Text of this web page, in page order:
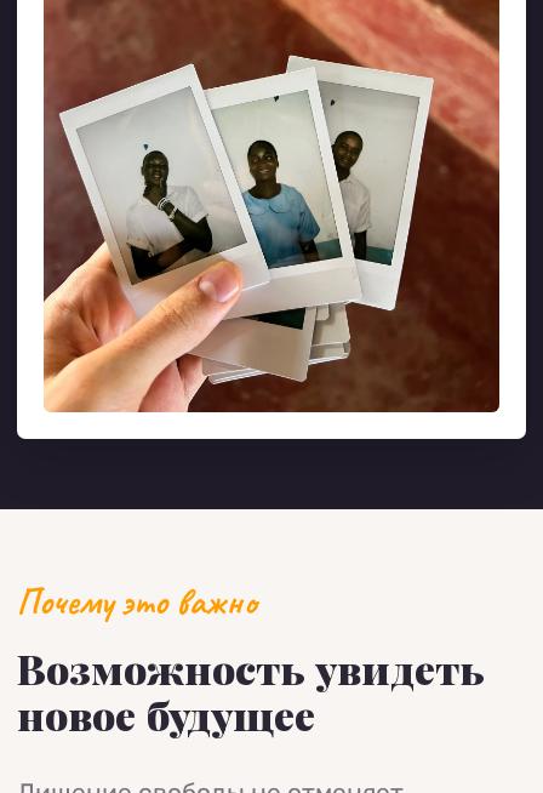
Почему это важно
Возможность увидеть
новое будущее